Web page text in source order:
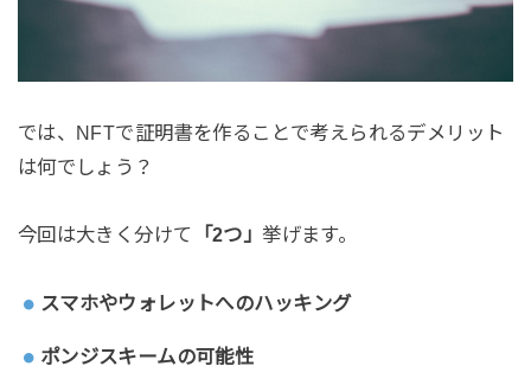
では、NFTで証明書を作ることで考えられるデメリット
は何でしょう？
今回は大きく分けて 「2つ」挙げます。
スマホやウォレットへのハッキング
ポンジスキームの可能性